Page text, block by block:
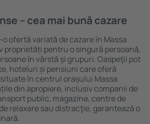
– cea mai bună cazare
ofertă variată de cazare în Massa
proprietăți pentru o singură persoană,
ȋn vârstă și grupuri. Oaspeţii pot
hoteluri și pensiuni care oferă
în centrul orașului Massa
din apropiere, inclusiv companii de
public, magazine, centre de
relaxare sau distracţie, garantează o